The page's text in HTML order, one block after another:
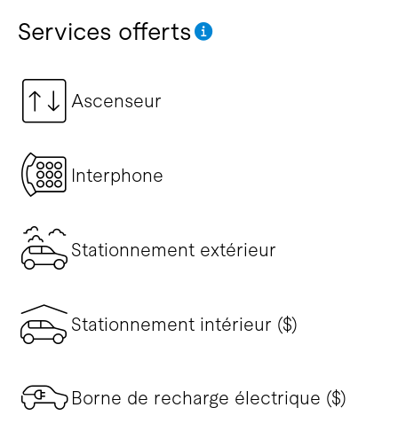
Services offerts
Ascenseur
Interphone
Stationnement extérieur
Stationnement intérieur ($)
Borne de recharge électrique ($)